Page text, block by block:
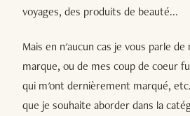
voyages, des produits de beauté...
Mais en n'aucun cas je vous parle
marque, ou de mes coup de coeur
qui m'ont dernièrement marqué,
que je souhaite aborder dans la